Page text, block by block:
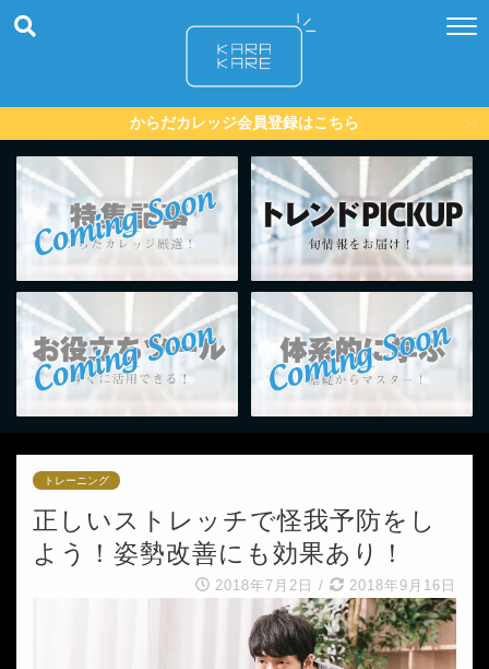
からだカレッジ会員登録はこちら
トレーニング
正しいストレッチで怪我予防をし
よう！姿勢改善にも効果あり！
2018年7月2日 / 2018年9月16日